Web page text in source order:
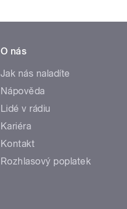
O nás
Jak nás naladíte
Nápověda
Lidé v rádiu
Kariéra
Kontakt
Rozhlasový poplatek